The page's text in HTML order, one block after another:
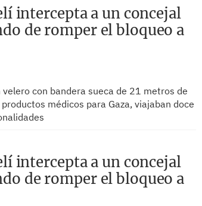
intercepta a un concejal
de romper el bloqueo a
con bandera sueca de 21 metros de
médicos para Gaza, viajaban doce
intercepta a un concejal
de romper el bloqueo a